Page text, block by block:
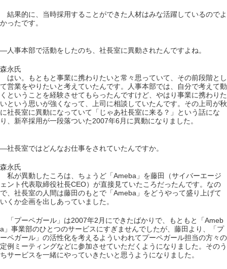
結果的に、当時採用することができた人材はみな活躍しているのでよ
かったです。
―人事本部で活動をしたのち、社長室に異動されたんですよね。
森永氏
はい。もともと事業に携わりたいと常々思っていて、その前段階とし
て営業をやりたいと考えていたんです。人事本部では、自分で考えて動
くということを経験させてもらったんですけど、やはり事業に携わりた
いという思いが強くなって、上司に相談していたんです。その上司が秋
に社長室に異動になっていて「じゃあ社長室に来る？」という話にな
り、新卒採用が一段落ついた2007年6月に異動になりました。
―社長室ではどんなお仕事をされていたんですか。
森永氏
私が異動したころは、ちょうど「Ameba」を藤田（サイバーエージ
ェント代表取締役社長CEO）が直接見ていたころだったんです。なの
で、社長室の人間は藤田のもとで「Ameba」をどうやって盛り上げて
いくか企画を出しあっていました。
「プーペガール」は2007年2月にできたばかりで、もともと「Ameb
a」事業部のひとつのサービスにすぎませんでしたが、藤田より、「プ
ーペガール」の活性化を考えるよういわれてプーペガール担当の方々の
定例ミーティングなどに参加させていただくようになりました。そのう
ちサービスを一緒にやっていきたいと思うようになりました。